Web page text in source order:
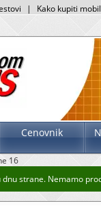
| Kako kupiti
Cenovnik
16
strane. Nemamo